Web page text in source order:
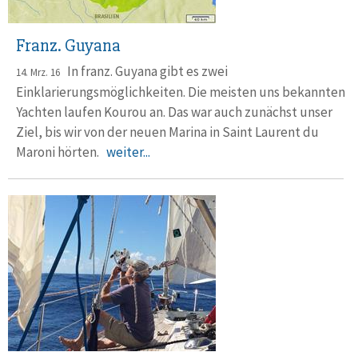
Franz. Guyana
14. Mrz. 16 In franz. Guyana gibt es zwei
Einklarierungsmöglichkeiten. Die meisten uns bekannten
Yachten laufen Kourou an. Das war auch zunächst unser
Ziel, bis wir von der neuen Marina in Saint Laurent du
Maroni hörten. weiter...